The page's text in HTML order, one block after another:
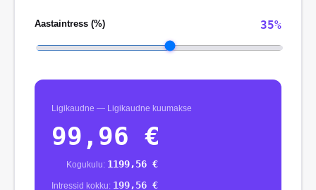
Aastaintress (%) 35%
Ligikaudne — Ligikaudne kuumakse
99,96 €
Kogukulu: 1199,56 €
Intressid kokku: 199,56 €